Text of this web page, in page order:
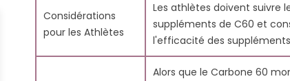
Considérations
pour les Athlètes
Les athlètes doivent suivre
suppléments de C60 et
l'efficacité des
Alors que le Carbone 60